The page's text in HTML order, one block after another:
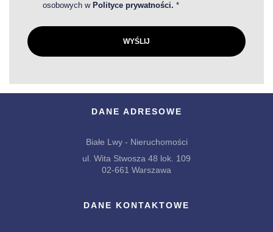
osobowych w Polityce prywatności. *
DANE ADRESOWE
Białe Lwy - Nieruchomości
ul. Wita Stwosza 48 lok. 109
02-661 Warszawa
DANE KONTAKTOWE